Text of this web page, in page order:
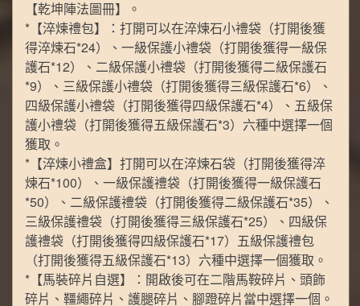
【乾坤陣法圖冊】。
*【淬煉禮包】：打開可以在淬煉石小禮袋（打開後獲
得淬煉石*24）、一級保護小禮袋（打開後獲得一級保
護石*12）、二級保護小禮袋（打開後獲得二級保護石
*9）、三級保護小禮袋（打開後獲得三級保護石*6）、
四級保護小禮袋（打開後獲得四級保護石*4）、五級保
護小禮袋（打開後獲得五級保護石*3）六種中選擇一個
獲取。
*【淬煉小禮盒】打開可以在淬煉石袋（打開後獲得淬
煉石*100）、一級保護禮袋（打開後獲得一級保護石
*50）、二級保護禮袋（打開後獲得二級保護石*35）、
三級保護禮袋（打開後獲得三級保護石*25）、四級保
護禮袋（打開後獲得四級保護石*17）五級保護禮包
（打開後獲得五級保護石*13）六種中選擇一個獲取。
*【馬裝碎片自選】：開啟後可在二階馬鞍碎片、頭飾
碎片、韁繩碎片、護腿碎片、腳蹬碎片當中選擇一個。